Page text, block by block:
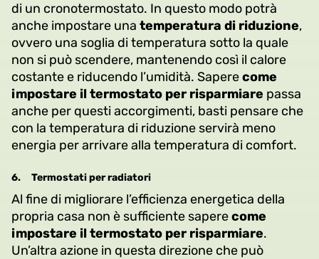
di un cronotermostato. In questo modo potrà
anche impostare una temperatura di riduzione,
ovvero una soglia di temperatura sotto la quale
non si può scendere, mantenendo così il calore
costante e riducendo l’umidità. Saperecome
impostare il termostato per risparmiare passa
anche per questi accorgimenti, basti pensare che
con la temperatura di riduzione servirà meno
energia per arrivare alla temperatura di comfort.
6. Termostati per radiatori
Al fine di migliorare l’efficienza energetica della
propria casa non è sufficiente saperecome
impostare il termostato per risparmiare.
Un’altra azione in questa direzione che può